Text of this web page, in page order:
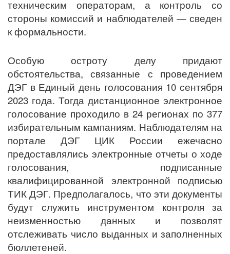
техническим операторам, а контроль со
стороны комиссий и наблюдателей — сведен
к формальности.
Особую остроту делу придают
обстоятельства, связанные с проведением
ДЭГ в Единый день голосования 10 сентября
2023 года. Тогда дистанционное электронное
голосование проходило в 24 регионах по 377
избирательным кампаниям. Наблюдателям на
портале ДЭГ ЦИК России ежечасно
предоставлялись электронные отчеты о ходе
голосования, подписанные
квалифицированной электронной подписью
ТИК ДЭГ. Предполагалось, что эти документы
будут служить инструментом контроля за
неизменностью данных и позволят
отслеживать число выданных и заполненных
бюллетеней.